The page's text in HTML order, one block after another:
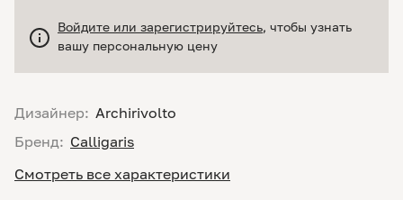
Дизайнер: Archirivolto
Бренд: Calligaris
Смотреть все характеристики
Войдите или зарегистрируйтесь, чтобы узнать
вашу персональную цену